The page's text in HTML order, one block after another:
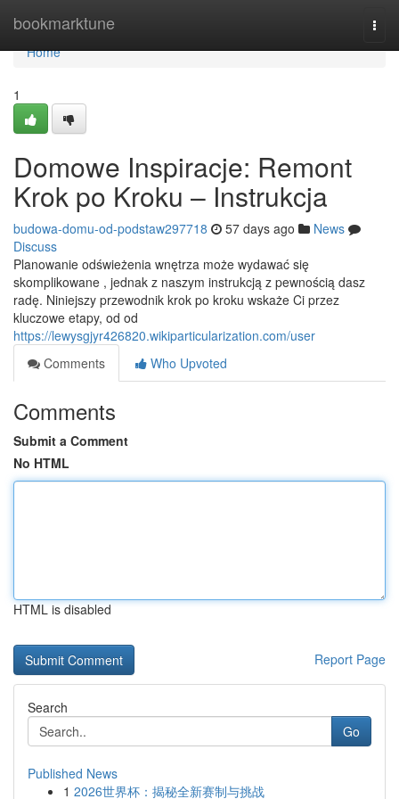
bookmarktune
Home
Home
1
Domowe Inspiracje: Remont
Krok po Kroku – Instrukcja
budowa-domu-od-podstaw297718 57 days ago
News
Discuss
Planowanie odświeżenia wnętrza może wydawać się
skomplikowane , jednak z naszym instrukcją z pewnością dasz
radę. Niniejszy przewodnik krok po kroku wskaże Ci przez
kluczowe etapy, od od
https://lewysgjyr426820.wikiparticularization.com/user
Comments
Who Upvoted
Comments
Submit a Comment
No HTML
HTML is disabled
Report Page
Search
Go
Published News
1 2026世界杯：揭秘全新赛制与挑战